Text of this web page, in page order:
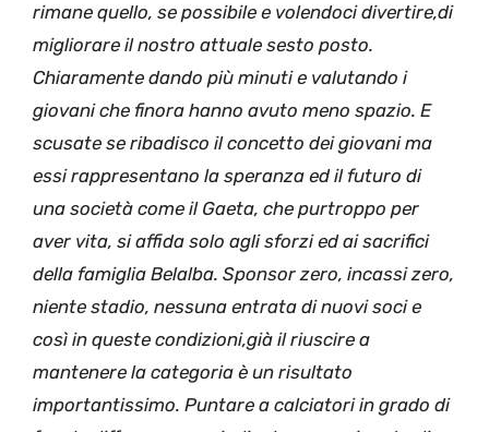
rimane quello, se possibile e volendoci divertire,di
migliorare il nostro attuale sesto posto.
Chiaramente dando più minuti e valutando i
giovani che finora hanno avuto meno spazio. E
scusate se ribadisco il concetto dei giovani ma
essi rappresentano la speranza ed il futuro di
una società come il Gaeta, che purtroppo per
aver vita, si affida solo agli sforzi ed ai sacrifici
della famiglia Belalba. Sponsor zero, incassi zero,
niente stadio, nessuna entrata di nuovi soci e
così in queste condizioni,già il riuscire a
mantenere la categoria è un risultato
importantissimo. Puntare a calciatori in grado di